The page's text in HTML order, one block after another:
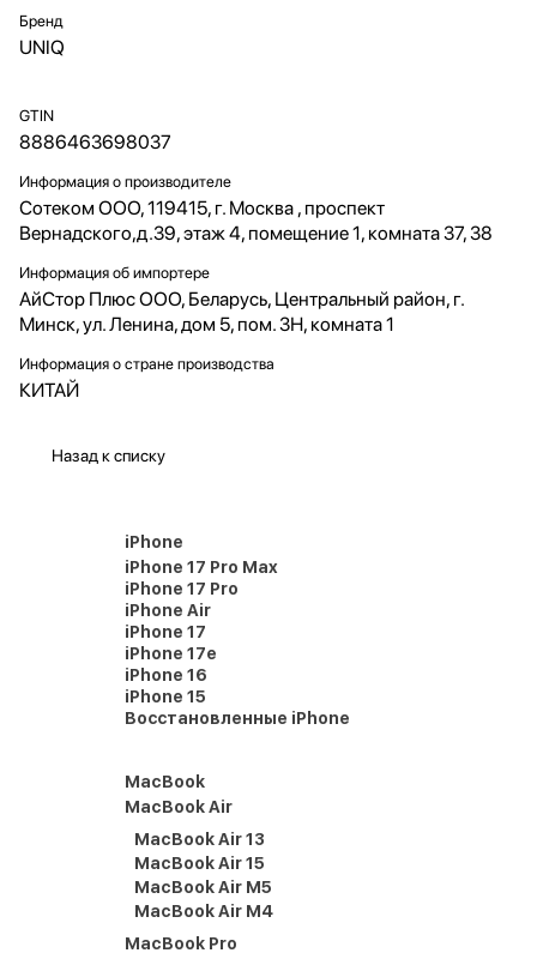
Бренд
UNIQ
GTIN
8886463698037
Информация о производителе
Сотеком ООО, 119415, г. Москва , проспект
Вернадского,д.39, этаж 4, помещение 1, комната 37, 38
Информация об импортере
АйСтор Плюс ООО, Беларусь, Центральный район, г.
Минск, ул. Ленина, дом 5, пом. 3Н, комната 1
Информация о стране производства
КИТАЙ
Назад к списку
iPhone
iPhone 17 Pro Max
iPhone 17 Pro
iPhone Air
iPhone 17
iPhone 17e
iPhone 16
iPhone 15
Восстановленные iPhone
MacBook
MacBook Air
MacBook Air 13
MacBook Air 15
MacBook Air M5
MacBook Air M4
MacBook Pro